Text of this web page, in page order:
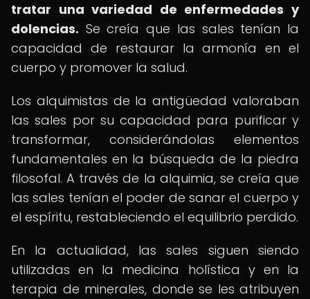
tratar una variedad de enfermedades y
dolencias. Se creía que las sales tenían la
capacidad de restaurar la armonía en el
cuerpo y promover la salud.
Los alquimistas de la antigüedad valoraban
las sales por su capacidad para purificar y
transformar, considerándolas elementos
fundamentales en la búsqueda de la piedra
filosofal. A través de la alquimia, se creía que
las sales tenían el poder de sanar el cuerpo y
el espíritu, restableciendo el equilibrio perdido.
En la actualidad, las sales siguen siendo
utilizadas en la medicina holística y en la
terapia de minerales, donde se les atribuyen